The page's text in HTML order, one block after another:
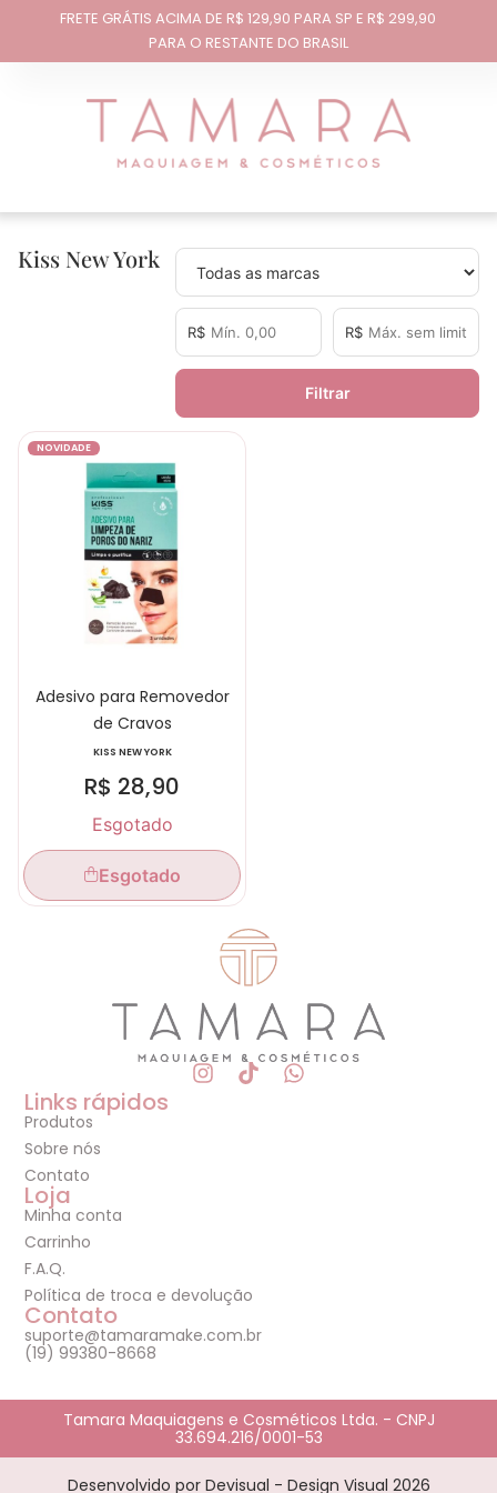
FRETE GRÁTIS ACIMA DE R$ 129,90 PARA SP E R$ 299,90
PARA O RESTANTE DO BRASIL
Kiss New York
R$ R$
Filtrar
NOVIDADE
Adesivo para Removedor
de Cravos
KISS NEW YORK
R$ 28,90
Esgotado
Esgotado
Links rápidos
Produtos
Sobre nós
Contato
Loja
Minha conta
Carrinho
F.A.Q.
Política de troca e devolução
Contato
suporte@tamaramake.com.br
(19) 99380-8668
Tamara Maquiagens e Cosméticos Ltda. - CNPJ
33.694.216/0001-53
Desenvolvido por Devisual - Design Visual 2026